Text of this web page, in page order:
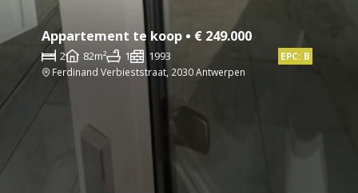
Appartement te koop • € 249.000
2 82m² 1 1993
EPC: B
Ferdinand Verbieststraat, 2030 Antwerpen